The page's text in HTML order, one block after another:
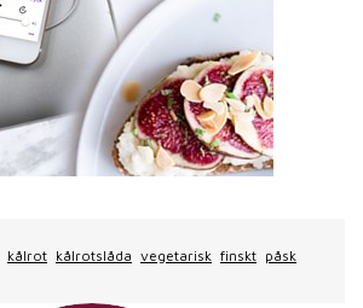
kålrot kålrotslåda vegetarisk finskt påsk